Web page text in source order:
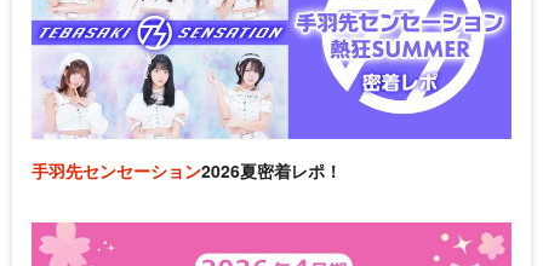
手羽先センセーション2026夏密着レポ！